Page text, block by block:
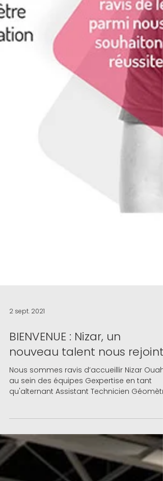
2 sept. 2021
BIENVENUE : Nizar, un
nouveau talent nous rejoint
au sein des équipes Gexpertise en tant
qu'alternant Assistant Technicien
Junior.